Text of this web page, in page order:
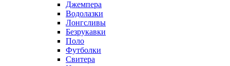
Джемпера
Водолазки
Лонгсливы
Безрукавки
Поло
Футболки
Свитера